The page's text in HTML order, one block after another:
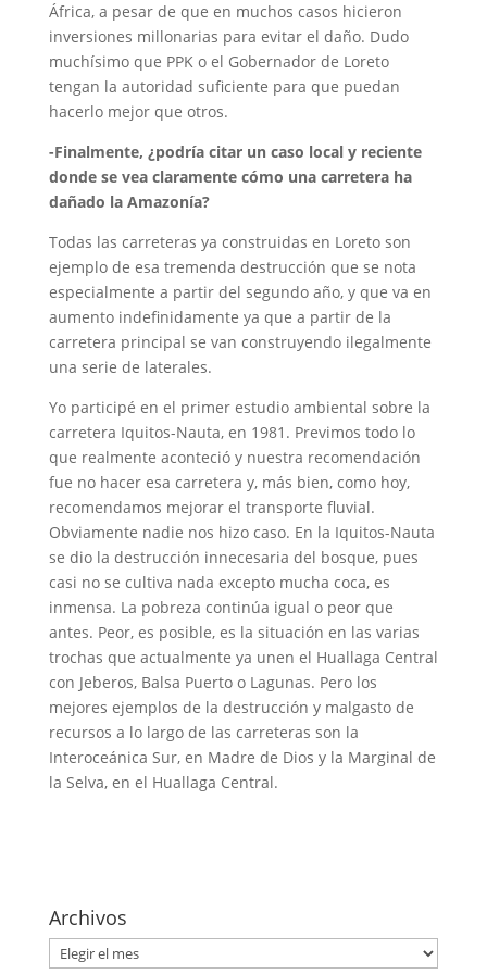
África, a pesar de que en muchos casos hicieron
inversiones millonarias para evitar el daño. Dudo
muchísimo que PPK o el Gobernador de Loreto
tengan la autoridad suficiente para que puedan
hacerlo mejor que otros.
-Finalmente, ¿podría citar un caso local y reciente
donde se vea claramente cómo una carretera ha
dañado la Amazonía?
Todas las carreteras ya construidas en Loreto son
ejemplo de esa tremenda destrucción que se nota
especialmente a partir del segundo año, y que va en
aumento indefinidamente ya que a partir de la
carretera principal se van construyendo ilegalmente
una serie de laterales.
Yo participé en el primer estudio ambiental sobre la
carretera Iquitos-Nauta, en 1981. Previmos todo lo
que realmente aconteció y nuestra recomendación
fue no hacer esa carretera y, más bien, como hoy,
recomendamos mejorar el transporte fluvial.
Obviamente nadie nos hizo caso. En la Iquitos-Nauta
se dio la destrucción innecesaria del bosque, pues
casi no se cultiva nada excepto mucha coca, es
inmensa. La pobreza continúa igual o peor que
antes. Peor, es posible, es la situación en las varias
trochas que actualmente ya unen el Huallaga Central
con Jeberos, Balsa Puerto o Lagunas. Pero los
mejores ejemplos de la destrucción y malgasto de
recursos a lo largo de las carreteras son la
Interoceánica Sur, en Madre de Dios y la Marginal de
la Selva, en el Huallaga Central.
Archivos
Archivos